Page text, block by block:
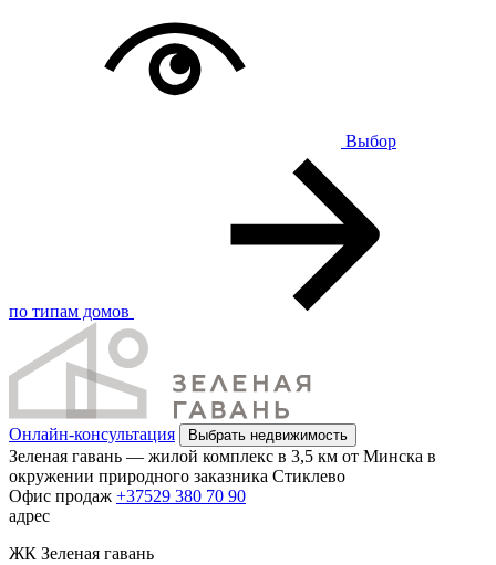
Выбор
по типам домов
Онлайн-консультация Выбрать недвижимость
Зеленая гавань — жилой комплекс в 3,5 км от Минска в
окружении природного заказника Стиклево
Офис продаж +37529 380 70 90
адрес
ЖК Зеленая гавань